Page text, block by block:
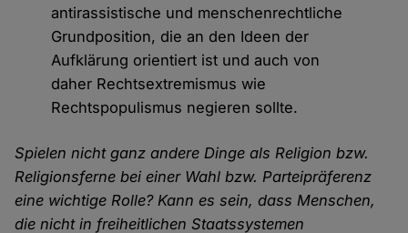
antirassistische und menschenrechtliche
Grundposition, die an den Ideen der
Aufklärung orientiert ist und auch von
daher Rechtsextremismus wie
Rechtspopulismus negieren sollte.
Spielen nicht ganz andere Dinge als Religion bzw.
Religionsferne bei einer Wahl bzw. Parteipräferenz
eine wichtige Rolle? Kann es sein, dass Menschen,
die nicht in freiheitlichen Staatssystemen